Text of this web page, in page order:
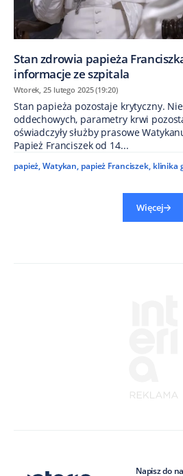
Stan zdrowia papieża
informacje ze szpitala
Wtorek, 25 lutego 2025 (19:20)
Stan papieża pozostaje krytyczny.
oddechowych, parametry krwi
oświadczyły służby prasowe
Papież Franciszek od 14...
papież,Watykan, papież Franciszek, klinika
Więcej
Napisz do